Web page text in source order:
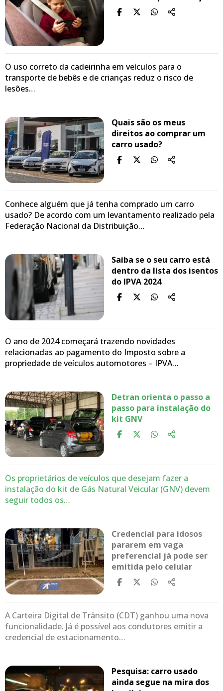
O uso correto da cadeirinha em veículos para o
transporte de bebês e de crianças reduz o risco de
lesões…
Quais são os meus
direitos ao comprar um
carro usado?
Conhece alguém que já tenha comprado um carro
usado? De acordo com um levantamento realizado pela
Federação Nacional da Distribuição…
Saiba se o seu carro está
dentro da lista dos isentos
do IPVA 2024
O ano de 2024 começará trazendo novidades
relacionadas ao pagamento do Imposto sobre a
propriedade de veículos automotores – IPVA…
Detran orienta o passo a
passo para instalação do
kit GNV
Os proprietários de veículos que desejam fazer a
instalação do kit de Gás Natural Veicular (GNV) devem
seguir todos os…
Credencial para idosos
pararem em vaga
preferencial já pode ser
emitida pelo celular
A Carteira Digital de Trânsito (CDT) ganhou uma nova
funcionalidade. Já é possível aos condutores emitir a
credencial de estacionamento…
Pesquisa: carro usado
ainda segue na mira dos